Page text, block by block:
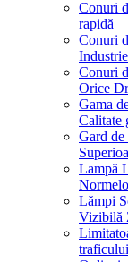
Conuri
rapidă
Conuri
Industrie
Conuri
Orice
Gama
Calitate
Gard de
Lampă
Lămpi
Vizibilă